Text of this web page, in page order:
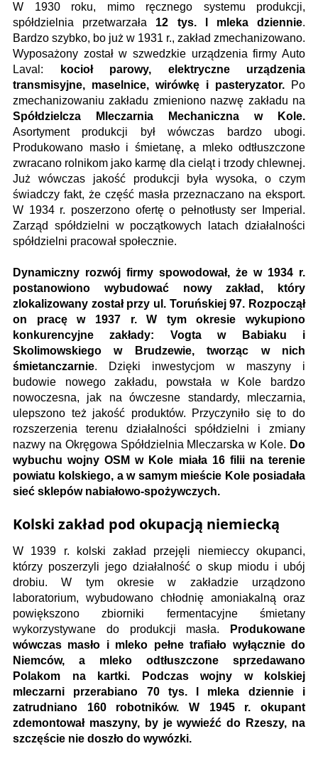
W 1930 roku, mimo ręcznego systemu produkcji,
spółdzielnia przetwarzała 12 tys. l mleka dziennie.
Bardzo szybko, bo już w 1931 r., zakład zmechanizowano.
Wyposażony został w szwedzkie urządzenia firmy Auto
Laval:
kocioł parowy, elektryczne urządzenia
transmisyjne, maselnice, wirówkę i pasteryzator. Po
zmechanizowaniu zakładu zmieniono nazwę zakładu na
Spółdzielcza Mleczarnia Mechaniczna w Kole.
Asortyment produkcji był wówczas bardzo ubogi.
Produkowano masło i śmietanę, a mleko odtłuszczone
zwracano rolnikom jako karmę dla cieląt i trzody chlewnej.
Już wówczas jakość produkcji była wysoka, o czym
świadczy fakt, że część masła przeznaczano na eksport.
W 1934 r. poszerzono ofertę o pełnotłusty ser Imperial.
Zarząd spółdzielni w początkowych latach działalności
spółdzielni pracował społecznie.
Dynamiczny rozwój firmy spowodował, że w 1934 r.
postanowiono wybudować nowy zakład, który
zlokalizowany został przy ul. Toruńskiej 97. Rozpoczął
on pracę w 1937 r. W tym okresie wykupiono
konkurencyjne zakłady: Vogta w Babiaku i
Skolimowskiego w Brudzewie, tworząc w nich
śmietanczarnie. Dzięki inwestycjom w maszyny i
budowie nowego zakładu, powstała w Kole bardzo
nowoczesna, jak na ówczesne standardy, mleczarnia,
ulepszono też jakość produktów. Przyczyniło się to do
rozszerzenia terenu działalności spółdzielni i zmiany
nazwy na Okręgowa Spółdzielnia Mleczarska w Kole. Do
wybuchu wojny OSM w Kole miała 16 filii na terenie
powiatu kolskiego, a w samym mieście Kole posiadała
sieć sklepów nabiałowo-spożywczych.
Kolski zakład pod okupacją niemiecką
W 1939 r. kolski zakład przejęli niemieccy okupanci,
którzy poszerzyli jego działalność o skup miodu i ubój
drobiu. W tym okresie w zakładzie urządzono
laboratorium, wybudowano chłodnię amoniakalną oraz
powiększono zbiorniki fermentacyjne śmietany
wykorzystywane do produkcji masła.
Produkowane
wówczas masło i mleko pełne trafiało wyłącznie do
Niemców, a mleko odtłuszczone sprzedawano
Polakom na kartki. Podczas wojny w kolskiej
mleczarni przerabiano 70 tys. l mleka dziennie i
zatrudniano 160 robotników. W 1945 r. okupant
zdemontował maszyny, by je wywieźć do Rzeszy, na
szczęście nie doszło do wywózki.